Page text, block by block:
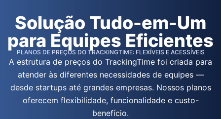
Solução Tudo-em-Um
para Equipes Eficientes
PLANOS DE PREÇOS DO TRACKINGTIME: FLEXÍVEIS E ACESSÍVEIS
A estrutura de preços do TrackingTime foi criada para
atender às diferentes necessidades de equipes —
desde startups até grandes empresas. Nossos planos
oferecem flexibilidade, funcionalidade e custo-
benefício.